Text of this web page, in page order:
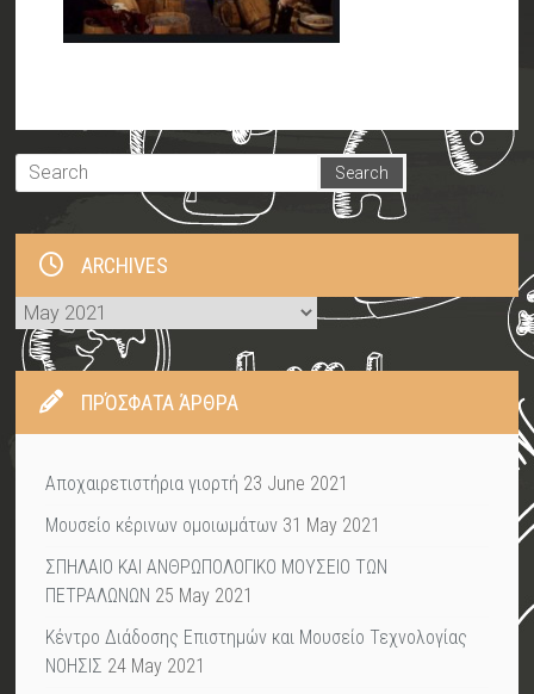
ARCHIVES
Archives
ΠΡΌΣΦΑΤΑ ΆΡΘΡΑ
Αποχαιρετιστήρια γιορτή 23 June 2021
Μουσείο κέρινων ομοιωμάτων 31 May 2021
ΣΠΗΛΑΙΟ ΚΑΙ ΑΝΘΡΩΠΟΛΟΓΙΚΟ ΜΟΥΣΕΙΟ ΤΩΝ
ΠΕΤΡΑΛΩΝΩΝ 25 May 2021
Κέντρο Διάδοσης Επιστημών και Μουσείο Τεχνολογίας
ΝΟΗΣΙΣ 24 May 2021